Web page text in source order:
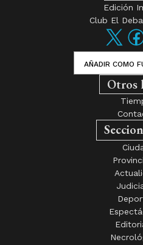
Edición
Club El
AÑADIR COMO
Otros